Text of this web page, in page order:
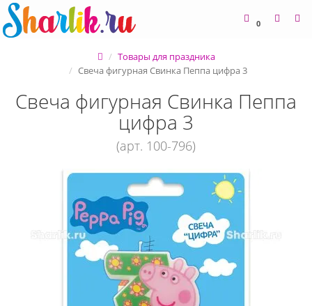
0
Товары для праздника
Свеча фигурная Свинка Пеппа цифра 3
Свеча фигурная Свинка Пеппа
цифра 3
(арт. 100-796)